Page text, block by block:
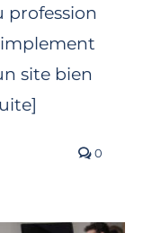
profession
site bien
0